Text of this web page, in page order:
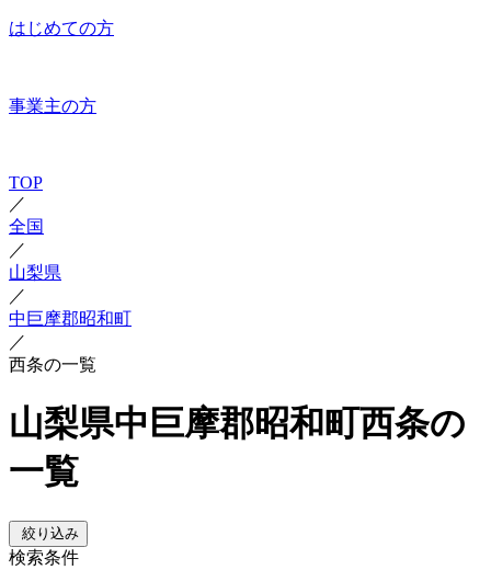
はじめての方
事業主の方
TOP
／
全国
／
山梨県
／
中巨摩郡昭和町
／
西条の一覧
山梨県中巨摩郡昭和町西条の
一覧
絞り込み
検索条件